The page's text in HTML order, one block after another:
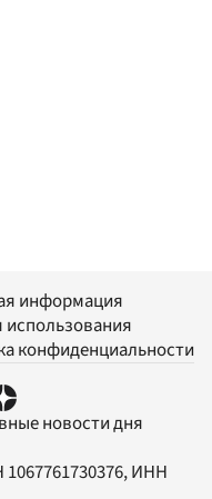
информация
использования
конфиденциальности
новости дня
ИНН